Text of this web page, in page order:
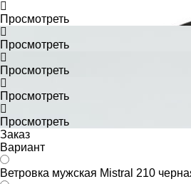
Просмотреть
Просмотреть
Просмотреть
Просмотреть
Просмотреть
Заказ
Вариант
Ветровка мужская Mistral 210